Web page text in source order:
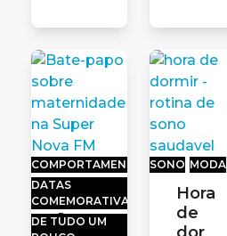
COMPORTAMENTO
DATAS
COMEMORATIVAS
DE TUDO UM
Bate
-
papo
SONO MODA
Hora
de
dor